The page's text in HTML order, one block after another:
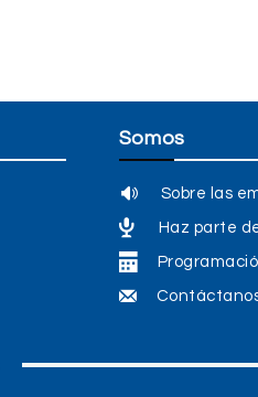
Somos
Sobre las
Haz parte